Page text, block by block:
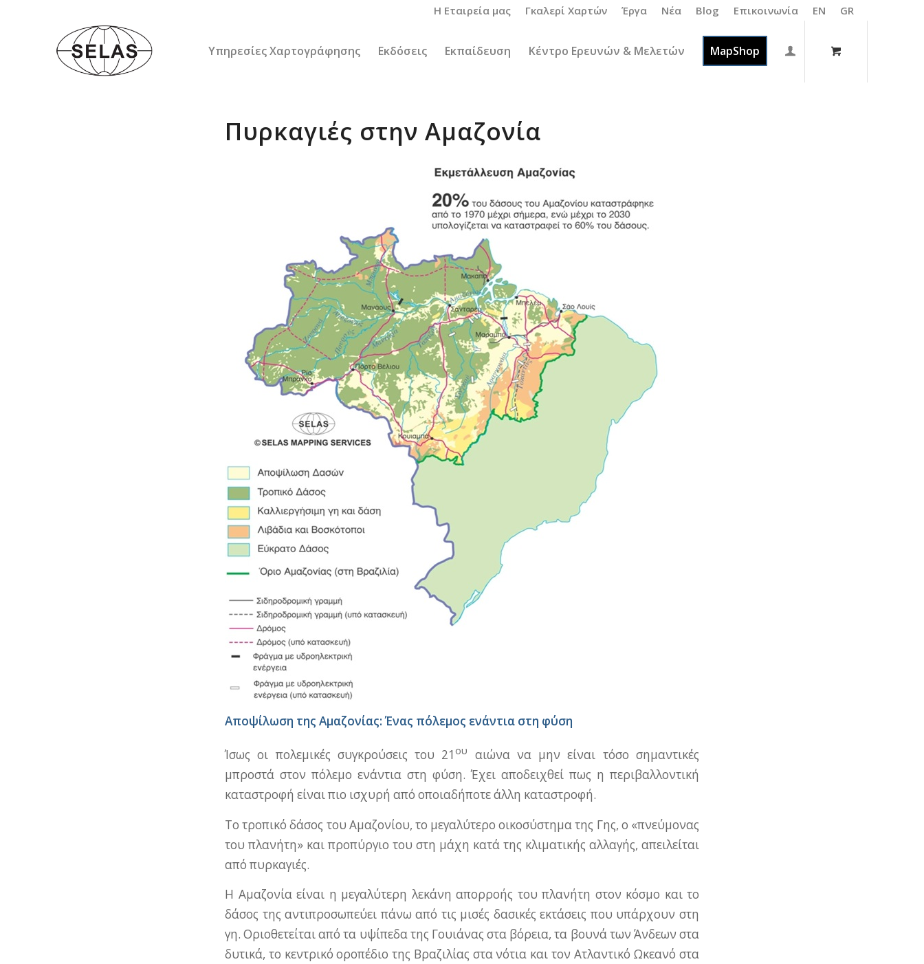
Η Εταιρεία μας Γκαλερί Χαρτών Έργα Νέα Blog Επικοινωνία EN GR
Υπηρεσίες Χαρτογράφησης Εκδόσεις Εκπαίδευση Κέντρο Ερευνών & Μελετών MapShop
Πυρκαγιές στην Αμαζονία
Αποψίλωση της Αμαζονίας:Ένας πόλεμος ενάντια στη φύση
Ίσως οι πολεμικές συγκρούσεις του 21 ου
αιώνα να μην είναι τόσο σημαντικές
μπροστά στον πόλεμο ενάντια στη φύση. Έχει αποδειχθεί πως η περιβαλλοντική
καταστροφή είναι πιο ισχυρή από οποιαδήποτε άλλη καταστροφή.
Το τροπικό δάσος του Αμαζονίου, το μεγαλύτερο οικοσύστημα της Γης, ο «πνεύμονας
του πλανήτη» και προπύργιο του στη μάχη κατά της κλιματικής αλλαγής, απειλείται
από πυρκαγιές.
Η Αμαζονία είναι η μεγαλύτερη λεκάνη απορροής του πλανήτη στον κόσμο και το
δάσος της αντιπροσωπεύει πάνω από τις μισές δασικές εκτάσεις που υπάρχουν στη
γη. Οριοθετείται από τα υψίπεδα της Γουιάνας στα βόρεια, τα βουνά των Άνδεων στα
δυτικά, το κεντρικό οροπέδιο της Βραζιλίας στα νότια και τον Ατλαντικό Ωκεανό στα